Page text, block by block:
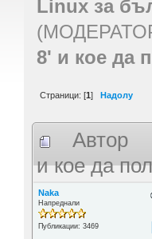
Linux за
8' и кое да
Страници: [1] Надолу
Автор
и кое да
Naka
Напреднали
Публикации: 3469